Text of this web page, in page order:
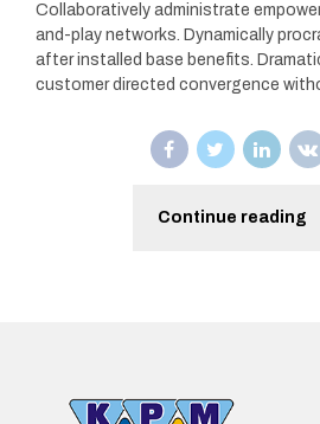
Collaboratively administrate
and-play networks. Dynamically
after installed base benefits.
customer directed convergence
Continue reading